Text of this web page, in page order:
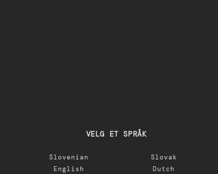
VELG ET SPRÅK
Slovenian
English
Slovak
Dutch